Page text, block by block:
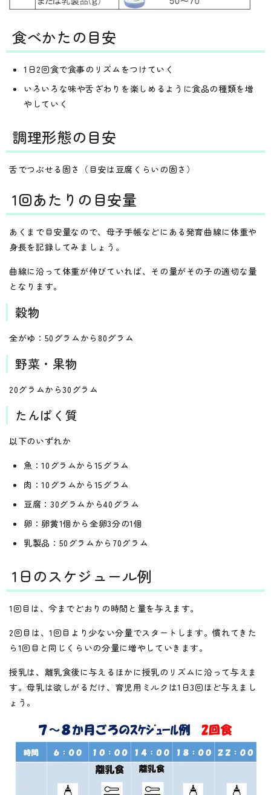
食べかたの目安
1日2回食で食事のリズムをつけていく
いろいろな味や舌ざわりを楽しめるように食品の種類を増
やしていく
調理形態の目安
舌でつぶせる固さ（目安は豆腐くらいの固さ）
1回あたりの目安量
あくまで目安量なので、母子手帳などにある発育曲線に体重や
身長を記録してみましょう。
曲線に沿って体重が伸びていれば、その量がその子の適切な量
となります。
穀物
全がゆ：50グラムから80グラム
野菜・果物
20グラムから30グラム
たんぱく質
以下のいずれか
魚：10グラムから15グラム
肉：10グラムから15グラム
豆腐：30グラムから40グラム
卵：卵黄1個から全卵3分の1個
乳製品：50グラムから70グラム
1日のスケジュール例
1回目は、今までどおりの時間と量を与えます。
2回目は、1回目より少ない分量でスタートします。慣れてきた
ら1回目と同じくらいの分量に増やしていきます。
授乳は、離乳食後に与えるほかに授乳のリズムに沿って与えま
す。母乳は欲しがるだけ、育児用ミルクは1日3回ほど与えまし
ょう。